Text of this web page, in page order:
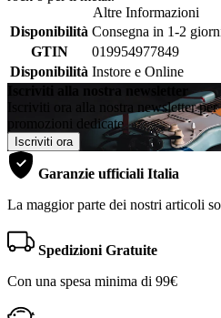
Altre Informazioni
Disponibilità Consegna in 1-2
GTIN
019954977849
Disponibilità Instore e Online
Iscriviti alla nostra newsletter
Iscriviti ora alla nostra newsletter per
promozioni dedicate
Iscriviti ora
Garanzie ufficiali Italia
La maggior parte dei nostri articoli
Spedizioni Gratuite
Con una spesa minima di 99€